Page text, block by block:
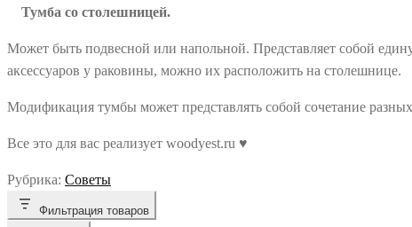
Тумба со столешницей.
Может быть подвесной или напольной. Представляет собой
аксессуаров у раковины, можно их расположить на столешнице.
Модификация тумбы может представлять собой сочетание
Все это для вас реализует woodyest.ru ♥️
Рубрика: Советы
Фильтрация товаров